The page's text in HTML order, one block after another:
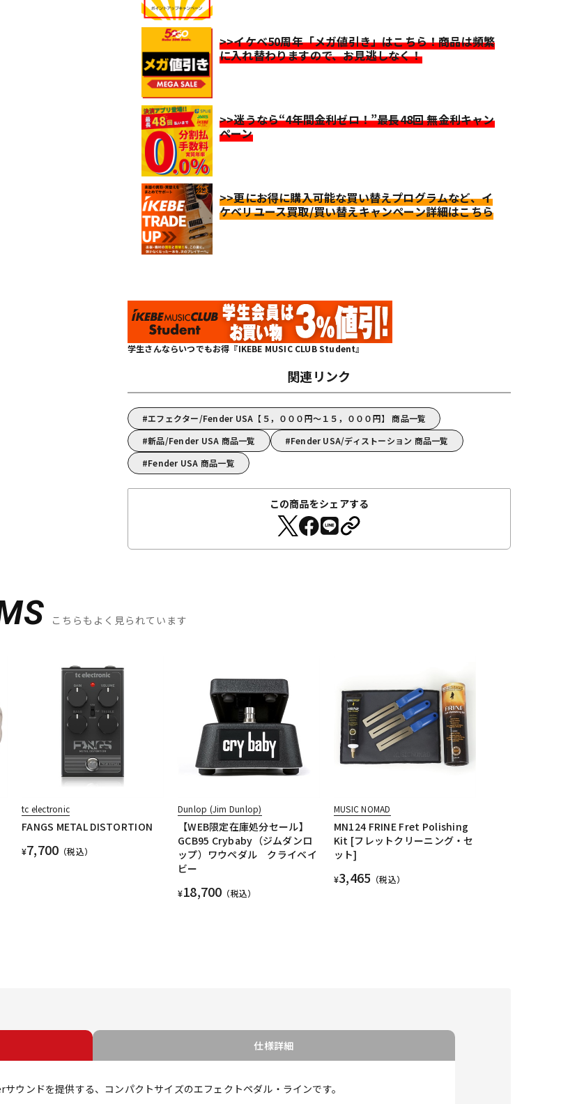
>>イケベ50周年「メガ値引き」はこちら！商品は頻繁
に入れ替わりますので、お見逃しなく！
>>迷うなら“4年間金利ゼロ！”最長48回 無金利キャン
ペーン
>>更にお得に購入可能な買い替えプログラムなど、イ
ケベリユース買取/買い替えキャンペーン詳細はこちら
学生さんならいつでもお得『IKEBE MUSIC CLUB Student』
関連リンク
エフェクター/Fender USA【５，０００円～１５，０００円】 商品一覧
新品/Fender USA 商品一覧
Fender USA/ディストーション 商品一覧
Fender USA 商品一覧
この商品をシェアする
こちらもよく見られています
tc electronic
FANGS METAL DISTORTION
¥7,700 （税込）
Dunlop (Jim Dunlop)
【WEB限定在庫処分セール】
GCB95 Crybaby（ジムダンロ
ップ）ワウペダル クライベイ
ビー
¥18,700 （税込）
MUSIC NOMAD
MN124 FRINE Fret Polishing
Kit [フレットクリーニング・セ
ット]
¥3,465 （税込）
仕様詳細
ンドを提供する、コンパクトサイズのエフェクトペダル・ラインです。